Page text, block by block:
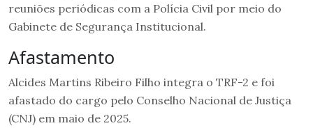
reuniões periódicas com a Polícia Civil por meio do
Gabinete de Segurança Institucional.
Afastamento
Alcides Martins Ribeiro Filho integra o TRF-2 e foi
afastado do cargo pelo Conselho Nacional de Justiça
(CNJ) em maio de 2025.